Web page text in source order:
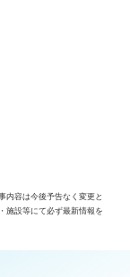
内容は今後予告なく変更と
施設等にて必ず最新情報を